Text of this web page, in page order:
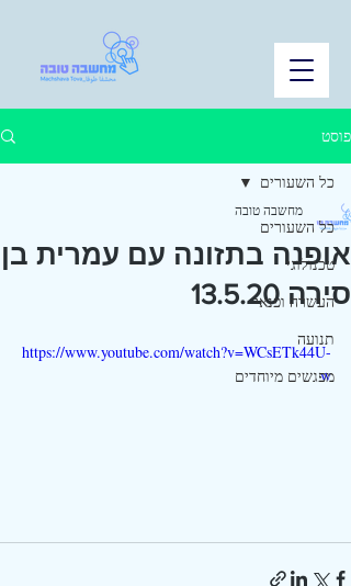
פוסט
כל השעורים
טכנולוגי
העשרה ופנאי
תנועה
מפגשים מיוחדים
כל השעורים
אופנה בתזונה עם עמרית בן
סירה 13.5.20
מחשבה טובה
https://www.youtube.com/watch?v=WCsETk44U-
w